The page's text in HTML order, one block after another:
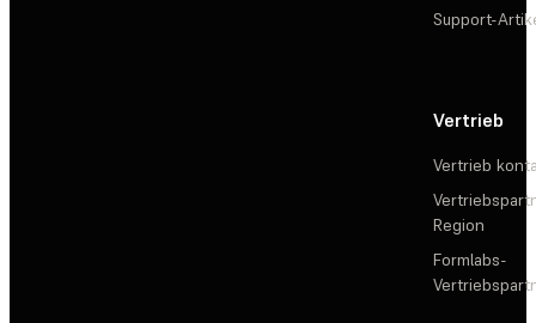
Support-
Vertrieb
Vertrieb
Region
Formlabs-